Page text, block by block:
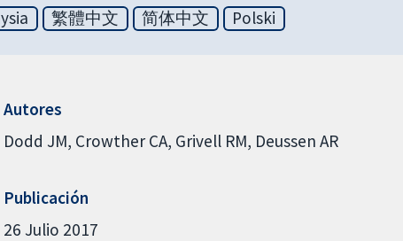
繁體中文 简体中文 Polski
Autores
Dodd JM Crowther CA Grivell RM Deussen AR
Publicación
26 Julio 2017